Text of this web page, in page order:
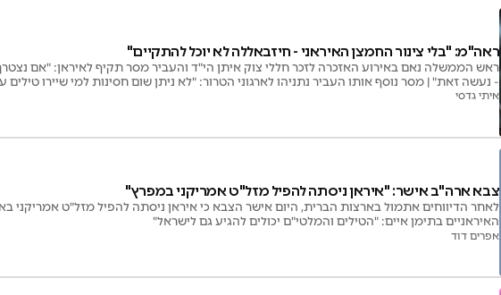
ראה"מ: "בלי צינור החמצן האיראני - חיזבאללה לא יוכל להתקיים"
ראש הממשלה נאם באירוע האזכרה לזכר חללי צוק איתן הי"ד והעביר מסר תקיף לאיראן: "אם נצטרך
- נעשה זאת" | מסר נוסף אותו העביר נתניהו לארגוני הטרור: "לא ניתן שום חסינות למי שיירו
צפופי אוכלוסייה"
איתי גדסי
צבא ארה"ב אישר: "איראן ניסתה להפיל מזל"ט אמריקני במפרץ"
לאחר הדיווחים אתמול בארצות הברית, היום אישר הצבא כי איראן ניסתה להפיל מזל"ט אמריקני
האיראניים בתימן איים: "הטילים והמלטי"ם יכולים להגיע גם לישראל"
אפרים דוד